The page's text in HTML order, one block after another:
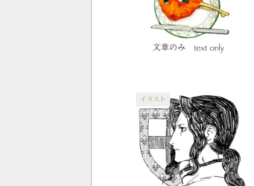
イラスト